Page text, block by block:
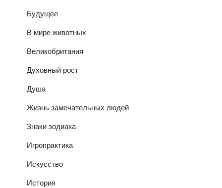
Будущее
В мире животных
Великобритания
Духовный рост
Душа
Жизнь замечательных людей
Знаки зодиака
Игропрактика
Искусство
История